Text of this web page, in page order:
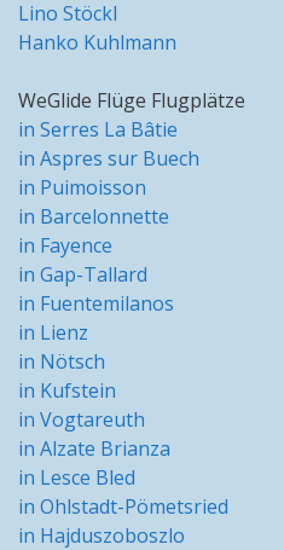
Lino Stöckl
Hanko Kuhlmann
WeGlide Flüge Flugplätze
in Serres La Bâtie
in Aspres sur Buech
in Puimoisson
in Barcelonnette
in Fayence
in Gap-Tallard
in Fuentemilanos
in Lienz
in Nötsch
in Kufstein
in Vogtareuth
in Alzate Brianza
in Lesce Bled
in Ohlstadt-Pömetsried
in Hajduszoboszlo